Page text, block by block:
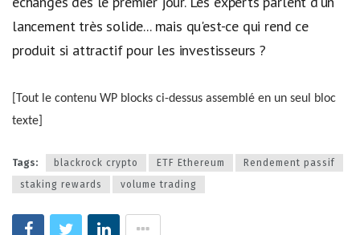
lancement très solide... mais qu'est-ce qui rend ce
produit si attractif pour les investisseurs ?
[Tout le contenu WP blocks ci-dessus assemblé en un seul bloc
texte]
Tags: blackrock crypto ETF Ethereum
Rendement passif
staking rewards
volume trading